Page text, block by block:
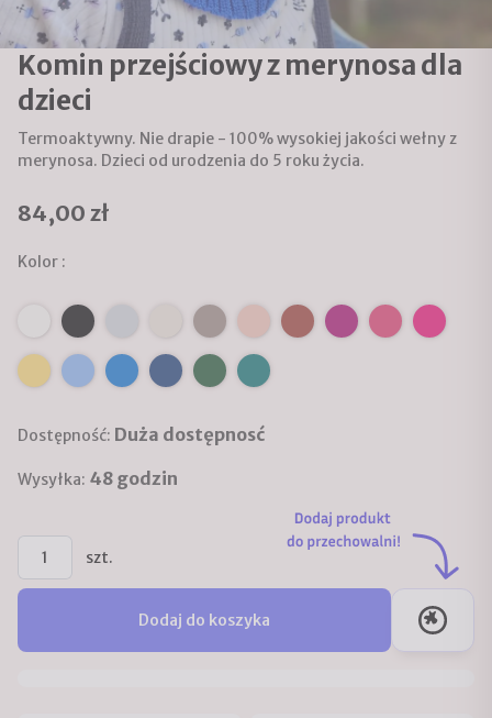
Komin przejściowy z merynosa dla
dzieci
Termoaktywny. Nie drapie - 100% wysokiej jakości wełny z
merynosa. Dzieci od urodzenia do 5 roku życia.
84,00 zł
Kolor :
Dostępność: Duża dostępnosć
Wysyłka: 48 godzin
szt.
Dodaj do koszyka